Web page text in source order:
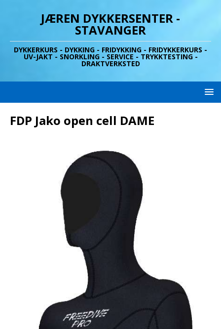
JÆREN DYKKERSENTER -
STAVANGER
DYKKERKURS - DYKKING - FRIDYKKING - FRIDYKKERKURS -
UV-JAKT - SNORKLING - SERVICE - TRYKKTESTING -
DRAKTVERKSTED
FDP Jako open cell DAME